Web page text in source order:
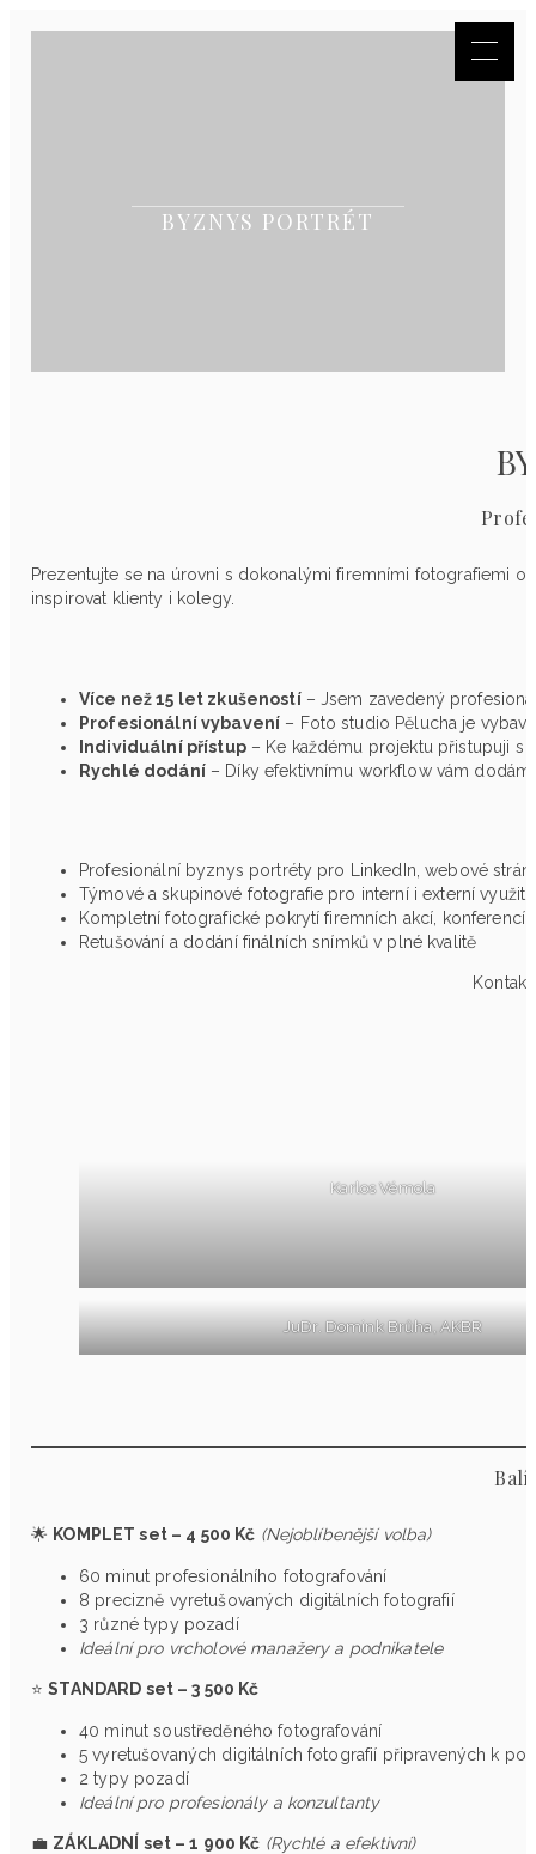
BYZNYS PORTRÉT
Prezentujte se na úrovni s dokonalými firemními fotografiemi
inspirovat klienty i kolegy.
Více než 15 let zkušeností– Jsem zavedený
Profesionální vybavení – Foto studio Pělucha je
Individuální přístup– Ke každému projektu přistupuji s
Rychlé dodání– Díky efektivnímu workflow vám
Profesionální byznys portréty pro LinkedIn, webové
Týmové a skupinové fotografie pro interní i externí využití
Kompletní fotografické pokrytí firemních akcí, konferencí
Retušování a dodání finálních snímků v plné kvalitě
Karlos Vémola
JuDr. Domink Brůha, AKBR
🌟 KOMPLET set – 4 500 Kč (Nejoblíbenější volba)
60 minut profesionálního fotografování
8 precizně vyretušovaných digitálních fotografií
3 různé typy pozadí
Ideální pro vrcholové manažery a podnikatele
⭐STANDARD set – 3 500 Kč
40 minut soustředěného fotografování
5 vyretušovaných digitálních fotografií připravených k
2 typy pozadí
Ideální pro profesionály a konzultanty
💼 ZÁKLADNÍ set – 1 900 Kč (Rychlé a efektivní)